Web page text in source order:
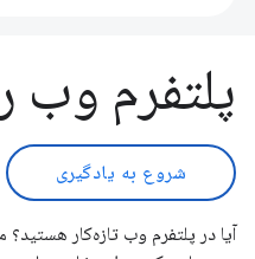
پلتفرم وب
شروع به یادگیری
آیا در پلتفرم وب تازه‌کار